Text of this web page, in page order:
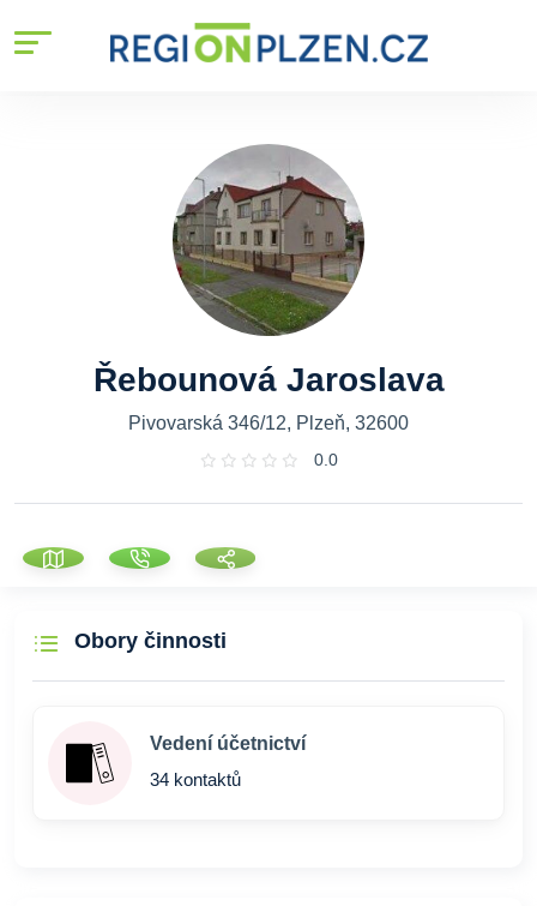
Řebounová Jaroslava
Pivovarská 346/12, Plzeň, 32600
0.0
Obory činnosti
Vedení účetnictví
34 kontaktů